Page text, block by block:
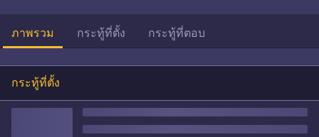
ภาพรวม กระทู้ที่ตั้ง กระทู้ที่ตอบ
กระทู้ที่ตั้ง